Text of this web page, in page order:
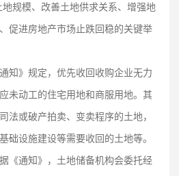
规模、改善土地供求关系、增强地
促进房地产市场止跌回稳的关键举
知》规定，优先收回收购企业无力
未动工的住宅用地和商服用地。其
法或破产拍卖、变卖程序的土地，
础设施建设等需要收回的土地等。
《通知》，土地储备机构会委托经